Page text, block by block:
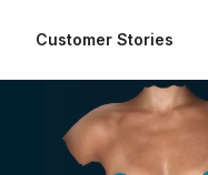
Customer Stories